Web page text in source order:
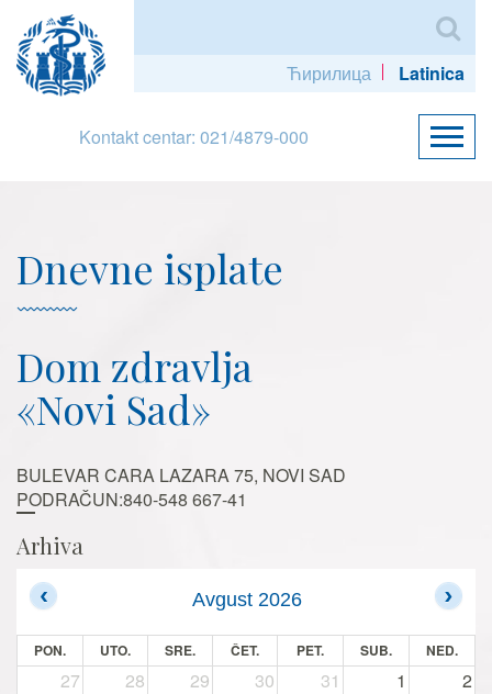
Ћирилица Latinica
Kontakt centar: 021/4879-000
Dnevne isplate
Dom zdravlja
«Novi Sad»
BULEVAR CARA LAZARA 75, NOVI SAD
PODRAČUN:840-548 667-41
Arhiva
Avgust 2026
PON. UTO. SRE. ČET. PET. SUB. NED.
27 28 29 30 31 1 2